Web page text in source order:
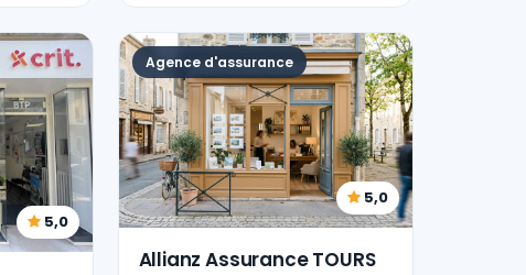
5,0
Agence d'assurance
5,0
Allianz Assurance TOURS